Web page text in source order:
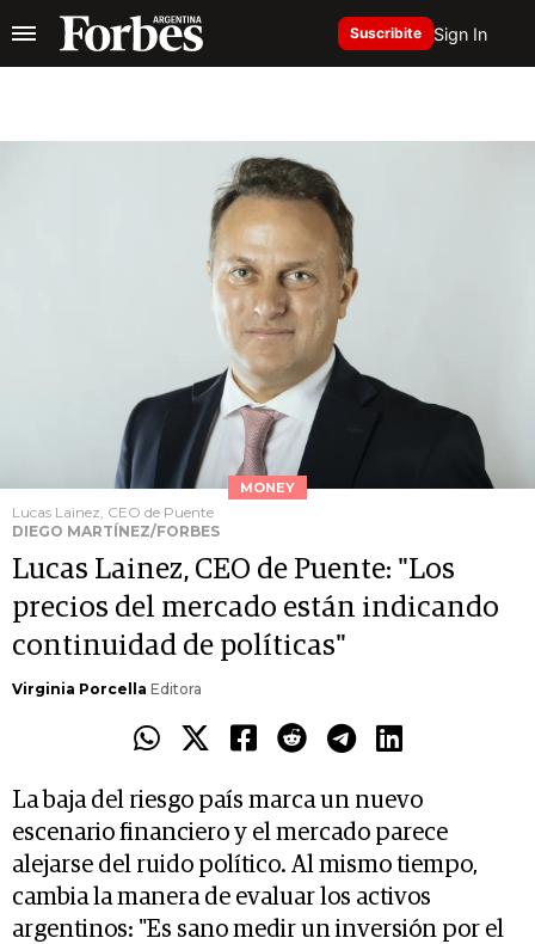
Suscribite Sign In
MONEY
Lucas Lainez, CEO de Puente
DIEGO MARTÍNEZ/FORBES
Lucas Lainez, CEO de Puente: "Los
precios del mercado están indicando
continuidad de políticas"
Virginia Porcella Editora
La baja del riesgo país marca un nuevo
escenario financiero y el mercado parece
alejarse del ruido político. Al mismo tiempo,
cambia la manera de evaluar los activos
argentinos: "Es sano medir un inversión por el